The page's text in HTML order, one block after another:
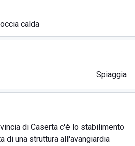
calda
Spiaggia
di Caserta c'è lo stabilimento
di una struttura all'avangiardia